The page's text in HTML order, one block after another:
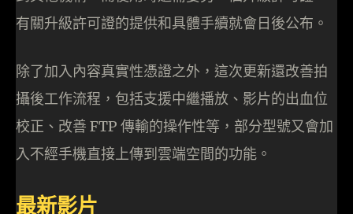
有關升級許可證的提供和具體手續就會日後公布。
除了加入內容真實性憑證之外，這次更新還改善拍
攝後工作流程，包括支援中繼播放、影片的出血位
校正、改善 FTP 傳輸的操作性等，部分型號又會加
入不經手機直接上傳到雲端空間的功能。
最新影片